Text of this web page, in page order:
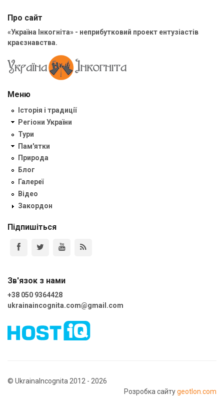
Про сайт
«Україна Інкогніта» - неприбутковий проект ентузіастів
краєзнавства.
Меню
Історія і традиції
Регіони України
Тури
Пам'ятки
Природа
Блог
Галереї
Відео
Закордон
Підпишіться
Зв'язок з нами
+38 050 9364428
ukrainaincognita.com@gmail.com
© UkrainaIncognita 2012 - 2026
Розробка сайтуgeotlon.com